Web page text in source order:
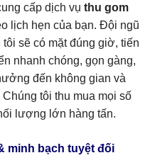
cấp dịch vụ thu gom
lịch hẹn của bạn. Đội ngũ
sẽ có mặt đúng giờ, tiến
nhanh chóng, gọn gàng,
đến không gian và
tôi thu mua mọi số
lượng lớn hàng tấn.
minh bạch tuyệt đối